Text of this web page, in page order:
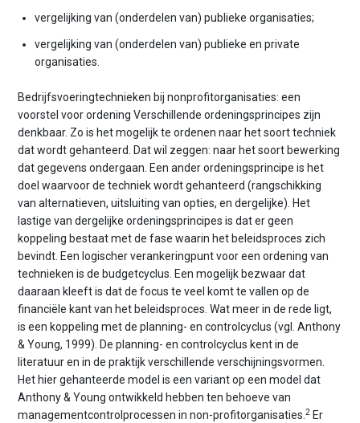
vergelijking van (onderdelen van) publieke organisaties;
vergelijking van (onderdelen van) publieke en private
organisaties.
Bedrijfsvoeringtechnieken bij nonprofitorganisaties: een
voorstel voor ordening Verschillende ordeningsprincipes zijn
denkbaar. Zo is het mogelijk te ordenen naar het soort techniek
dat wordt gehanteerd. Dat wil zeggen: naar het soort bewerking
dat gegevens ondergaan. Een ander ordeningsprincipe is het
doel waarvoor de techniek wordt gehanteerd (rangschikking
van alternatieven, uitsluiting van opties, en dergelijke). Het
lastige van dergelijke ordeningsprincipes is dat er geen
koppeling bestaat met de fase waarin het beleidsproces zich
bevindt. Een logischer verankeringpunt voor een ordening van
technieken is de budgetcyclus. Een mogelijk bezwaar dat
daaraan kleeft is dat de focus te veel komt te vallen op de
financiële kant van het beleidsproces. Wat meer in de rede ligt,
is een koppeling met de planning- en controlcyclus (vgl. Anthony
& Young, 1999). De planning- en controlcyclus kent in de
literatuur en in de praktijk verschillende verschijningsvormen.
Het hier gehanteerde model is een variant op een model dat
Anthony & Young ontwikkeld hebben ten behoeve van
managementcontrolprocessen in non-profitorganisaties.2 Er